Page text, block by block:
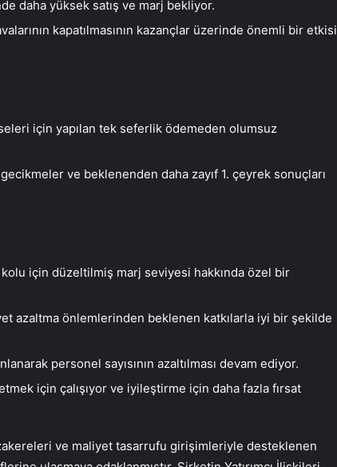
daha yüksek satış ve marj bekliyor.
kapatılmasının kazançlar üzerinde önemli bir etkisi
için yapılan tek seferlik ödemeden olumsuz
ve beklenenden daha zayıf 1. çeyrek sonuçları
için düzeltilmiş marj seviyesi hakkında özel bir
azaltma önlemlerinden beklenen katkılarla iyi bir şekilde
personel sayısının azaltılması devam ediyor.
için çalışıyor ve iyileştirme için daha fazla fırsat
ve maliyet tasarrufu girişimleriyle desteklenen